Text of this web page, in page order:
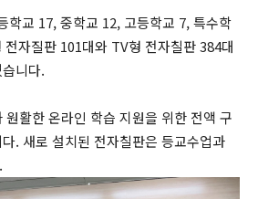
학교 17, 중학교 12, 고등학교 7, 특수학
자질판 101대와 TV형 전자칠판 384대
니다.
활한 온라인 학습 지원을 위한 전액 구
. 새로 설치된 전자칠판은 등교수업과